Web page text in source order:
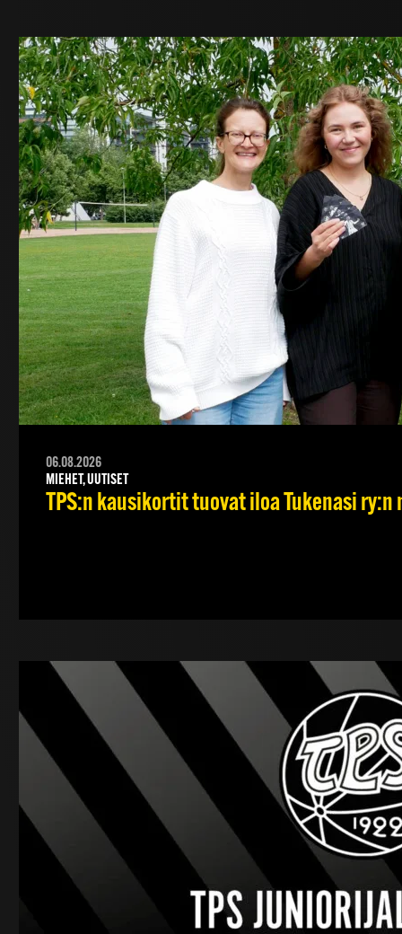
06.08.2026
MIEHET, UUTISET
TPS:n kausikortit tuovat iloa Tukenasi